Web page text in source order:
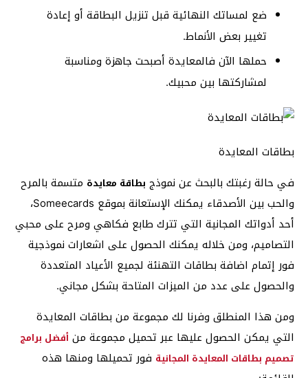
ضع لمساتك النهائية قبل تنزيل البطاقة أو إعادة
تغيير بعض الأنماط.
حملها الآن فالمعايدة أصبحت جاهزة ومناسبة
لمشاركتها بين محبيك.
بطاقات المعايدة
في حالة رغبتك بالبحث عن نموذج بطاقة معايدة متسمة بالمرح
والحب بين الأصدقاء يمكنك الإستعانة بموقع Someecards،
أحد أدواتك المجانية التي تترك طابع فكاهي ومرح على محبي
التصاميم، ومن خلاله يمكنك الحصول على اشعارات نموذجية
فور إتمام اضافة بطاقات التهنئة لجميع الأعياد المتعددة
والحصول على عدد من الميزات المتاحة بشكل مجاني.
ومن هذا المنطلق وفرنا لك مجموعة من بطاقات المعايدة
التي يمكن الحصول عليها عبر تحميل مجموعة من أفضل برامج
تصميم بطاقات المعايدة المجانية فور تحميلها ومنها هذه